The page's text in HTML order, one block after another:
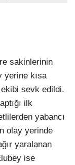
sakinlerinin
yerine kısa
sevk edildi.
ilk
yabancı
olay yerinde
yaralanan
ise